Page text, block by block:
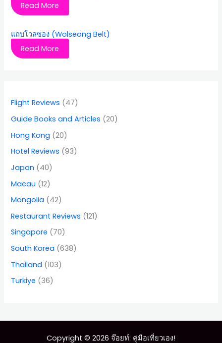
Read More
แถบโวลซอง (Wolseong Belt)
Read More
Flight Reviews (47)
Guide Books and Articles (20)
Hong Kong (20)
Hotel Reviews (93)
Japan (40)
Macau (12)
Mongolia (42)
Restaurant Reviews (121)
Singapore (70)
South Korea (638)
Thailand (103)
Turkiye (36)
Copyright © 2026 จ๊อยท์: คู่มือเที่ยวเอง!